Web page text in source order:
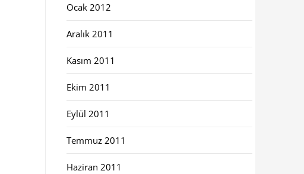
Ocak 2012
Aralık 2011
Kasım 2011
Ekim 2011
Eylül 2011
Temmuz 2011
Haziran 2011